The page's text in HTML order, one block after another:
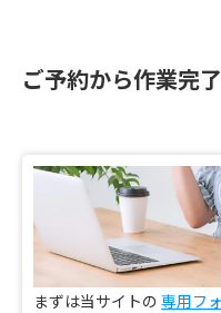
ご予約から作業完
まずは当サイトの 専用フ